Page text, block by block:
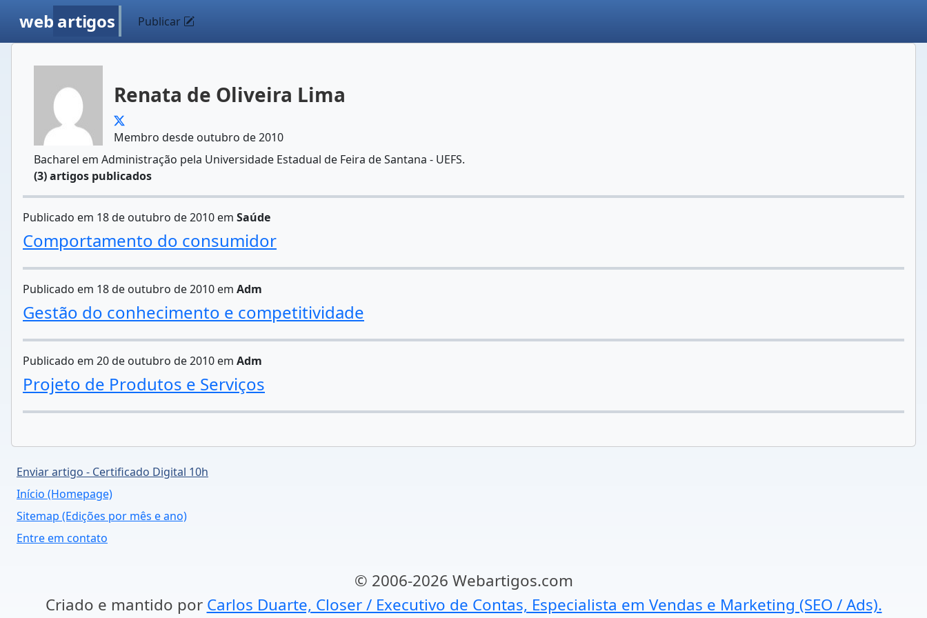
web artigos Publicar
Renata de Oliveira Lima
Membro desde outubro de 2010
Bacharel em Administração pela Universidade Estadual de Feira de Santana - UEFS.
(3) artigos publicados
Publicado em 18 de outubro de 2010 em Saúde
Comportamento do consumidor
Publicado em 18 de outubro de 2010 em Adm
Gestão do conhecimento e competitividade
Publicado em 20 de outubro de 2010 em Adm
Projeto de Produtos e Serviços
Enviar artigo - Certificado Digital 10h
Início (Homepage)
Sitemap (Edições por mês e ano)
Entre em contato
© 2006-2026 Webartigos.com
Criado e mantido por Carlos Duarte, Closer / Executivo de Contas, Especialista em Vendas e Marketing (SEO / Ads).